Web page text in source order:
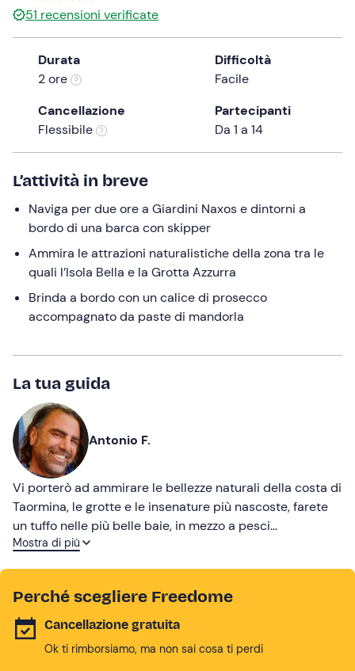
the
question
mark
keyboard
shortcuts
for
changing
dates.
51 recensioni verificate
Durata
2 ore
Difficoltà
Facile
Cancellazione
Flessibile
Partecipanti
Da 1 a 14
L’attività in breve
Naviga per due ore a Giardini Naxos e dintorni a
bordo di una barca con skipper
Ammira le attrazioni naturalistiche della zona tra le
quali l’Isola Bella e la Grotta Azzurra
Brinda a bordo con un calice di prosecco
accompagnato da paste di mandorla
La tua guida
Antonio F.
Vi porterò ad ammirare le bellezze naturali della costa di
Taormina, le grotte e le insenature più nascoste, farete
un tuffo nelle più belle baie, in mezzo a pesci
coloratissimi e coralli molto rari.
Mostra di più
Perché scegliere Freedome
Cancellazione gratuita
Ok ti rimborsiamo, ma non sai cosa ti perdi